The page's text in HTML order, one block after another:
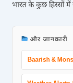
भारत के कुछ हिस्सों में
और जानकारी
Baarish &